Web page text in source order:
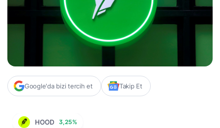
Google'da bizi tercih et Takip Et
HOOD 3,25%